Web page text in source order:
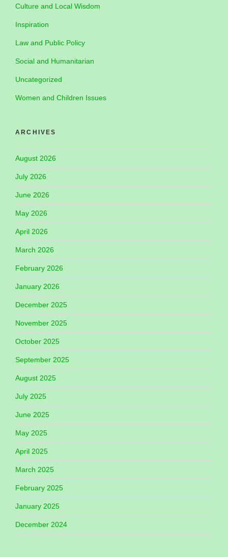
Culture and Local Wisdom
Inspiration
Law and Public Policy
Social and Humanitarian
Uncategorized
Women and Children Issues
ARCHIVES
August 2026
July 2026
June 2026
May 2026
April 2026
March 2026
February 2026
January 2026
December 2025
November 2025
October 2025
September 2025
August 2025
July 2025
June 2025
May 2025
April 2025
March 2025
February 2025
January 2025
December 2024